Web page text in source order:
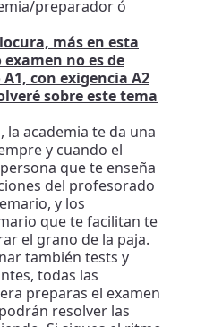
preparador ó
más en esta
no es de
con exigencia A2
sobre este tema
la academia te da una
y cuando el
persona que te enseña
del profesorado
y los
que te facilitan te
el grano de la paja.
también tests y
todas las
preparas el examen
resolver las